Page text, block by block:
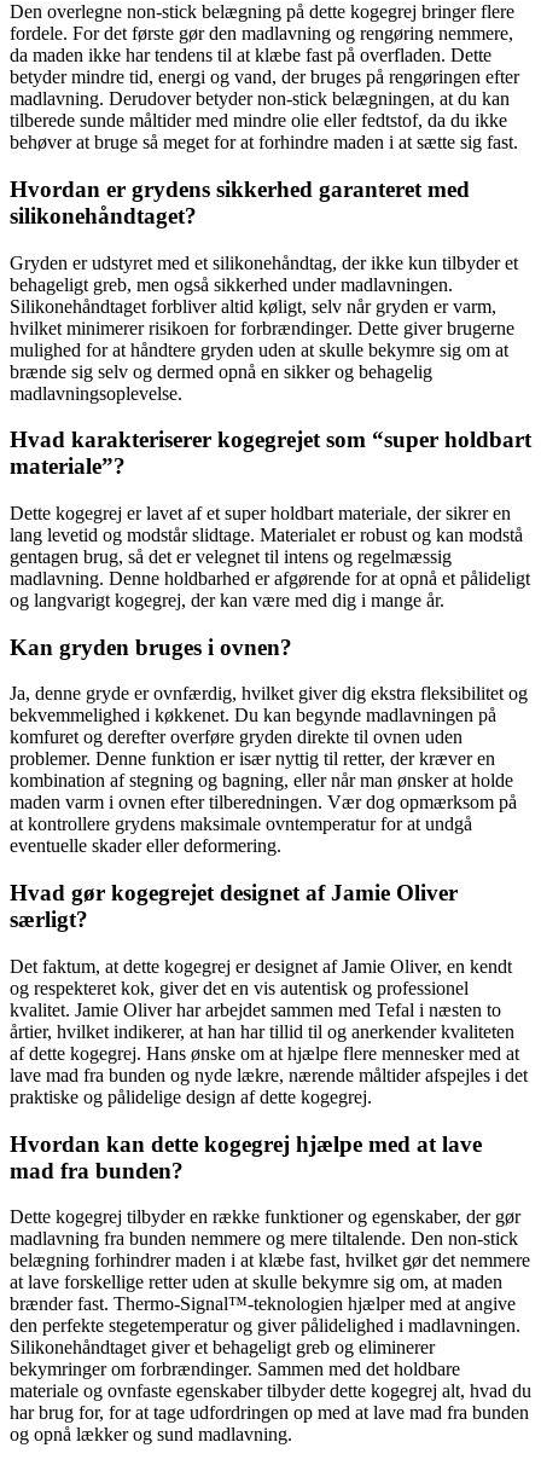
Den overlegne non-stick belægning på dette kogegrej bringer flere
fordele. For det første gør den madlavning og rengøring nemmere,
da maden ikke har tendens til at klæbe fast på overfladen. Dette
betyder mindre tid, energi og vand, der bruges på rengøringen efter
madlavning. Derudover betyder non-stick belægningen, at du kan
tilberede sunde måltider med mindre olie eller fedtstof, da du ikke
behøver at bruge så meget for at forhindre maden i at sætte sig fast.
Hvordan er grydens sikkerhed garanteret med
silikonehåndtaget?
Gryden er udstyret med et silikonehåndtag, der ikke kun tilbyder et
behageligt greb, men også sikkerhed under madlavningen.
Silikonehåndtaget forbliver altid køligt, selv når gryden er varm,
hvilket minimerer risikoen for forbrændinger. Dette giver brugerne
mulighed for at håndtere gryden uden at skulle bekymre sig om at
brænde sig selv og dermed opnå en sikker og behagelig
madlavningsoplevelse.
Hvad karakteriserer kogegrejet som “super holdbart
materiale”?
Dette kogegrej er lavet af et super holdbart materiale, der sikrer en
lang levetid og modstår slidtage. Materialet er robust og kan modstå
gentagen brug, så det er velegnet til intens og regelmæssig
madlavning. Denne holdbarhed er afgørende for at opnå et pålideligt
og langvarigt kogegrej, der kan være med dig i mange år.
Kan gryden bruges i ovnen?
Ja, denne gryde er ovnfærdig, hvilket giver dig ekstra fleksibilitet og
bekvemmelighed i køkkenet. Du kan begynde madlavningen på
komfuret og derefter overføre gryden direkte til ovnen uden
problemer. Denne funktion er især nyttig til retter, der kræver en
kombination af stegning og bagning, eller når man ønsker at holde
maden varm i ovnen efter tilberedningen. Vær dog opmærksom på
at kontrollere grydens maksimale ovntemperatur for at undgå
eventuelle skader eller deformering.
Hvad gør kogegrejet designet af Jamie Oliver
særligt?
Det faktum, at dette kogegrej er designet af Jamie Oliver, en kendt
og respekteret kok, giver det en vis autentisk og professionel
kvalitet. Jamie Oliver har arbejdet sammen med Tefal i næsten to
årtier, hvilket indikerer, at han har tillid til og anerkender kvaliteten
af dette kogegrej. Hans ønske om at hjælpe flere mennesker med at
lave mad fra bunden og nyde lækre, nærende måltider afspejles i det
praktiske og pålidelige design af dette kogegrej.
Hvordan kan dette kogegrej hjælpe med at lave
mad fra bunden?
Dette kogegrej tilbyder en række funktioner og egenskaber, der gør
madlavning fra bunden nemmere og mere tiltalende. Den non-stick
belægning forhindrer maden i at klæbe fast, hvilket gør det nemmere
at lave forskellige retter uden at skulle bekymre sig om, at maden
brænder fast. Thermo-Signal™-teknologien hjælper med at angive
den perfekte stegetemperatur og giver pålidelighed i madlavningen.
Silikonehåndtaget giver et behageligt greb og eliminerer
bekymringer om forbrændinger. Sammen med det holdbare
materiale og ovnfaste egenskaber tilbyder dette kogegrej alt, hvad du
har brug for, for at tage udfordringen op med at lave mad fra bunden
og opnå lækker og sund madlavning.